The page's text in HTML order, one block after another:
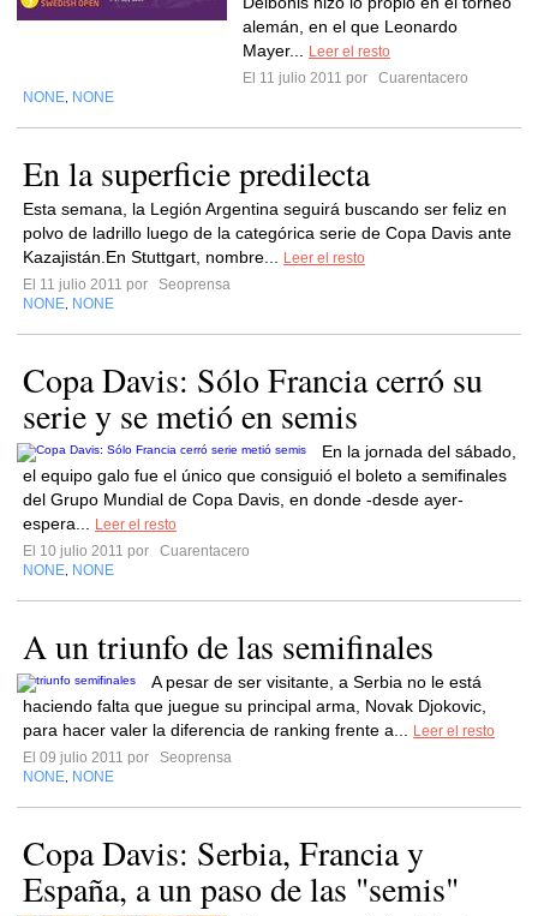
alemán, en el que Leonardo
Mayer...
Leer el resto
El 11 julio 2011 por
Cuarentacero
NONE NONE
En la superficie predilecta
Esta semana, la Legión Argentina seguirá buscando ser feliz en
polvo de ladrillo luego de la categórica serie de Copa Davis ante
Kazajistán.En Stuttgart, nombre...
Leer el resto
El 11 julio 2011 por
Seoprensa
NONE NONE
Copa Davis: Sólo Francia cerró su
serie y se metió en semis
En la jornada del sábado,
el equipo galo fue el único que consiguió el boleto a semifinales
del Grupo Mundial de Copa Davis, en donde -desde ayer-
espera...
Leer el resto
El 10 julio 2011 por
Cuarentacero
NONE NONE
A un triunfo de las semifinales
A pesar de ser visitante, a Serbia no le está
haciendo falta que juegue su principal arma, Novak Djokovic,
para hacer valer la diferencia de ranking frente a...
Leer el resto
El 09 julio 2011 por
Seoprensa
NONE NONE
Copa Davis: Serbia, Francia y
España, a un paso de las "semis"